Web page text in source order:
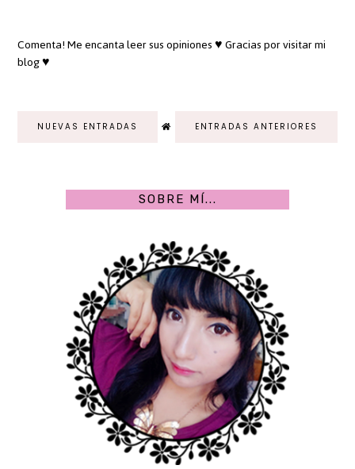
Comenta! Me encanta leer sus opiniones ♥ Gracias por visitar mi
blog ♥
NUEVAS ENTRADAS ENTRADAS ANTERIORES
SOBRE MÍ...